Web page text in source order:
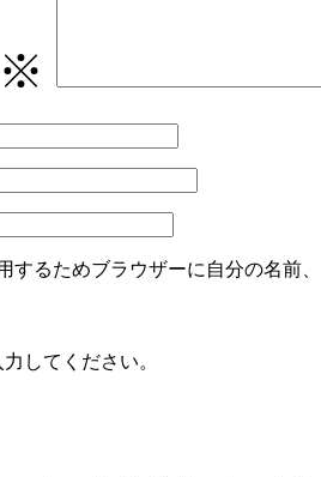
※
するためブラウザーに自分の名前
してください。